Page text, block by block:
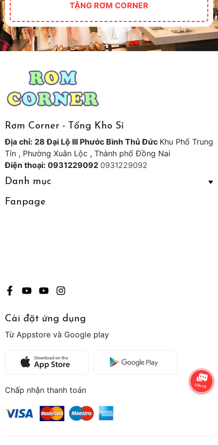
TẶNG RƠM CORNER
Rơm Corner - Tổng Kho Sỉ
Địa chỉ: 28 Đại Lộ III Phước Bình Thủ Đức Khu Phố Trung
Tín , Phường Xuân Lộc , Thành phố Đồng Nai
Điện thoại: 0931229092 0931229092
Danh mục
Fanpage
Cài đặt ứng dụng
Từ Appstore và Google play
Chấp nhận thanh toán